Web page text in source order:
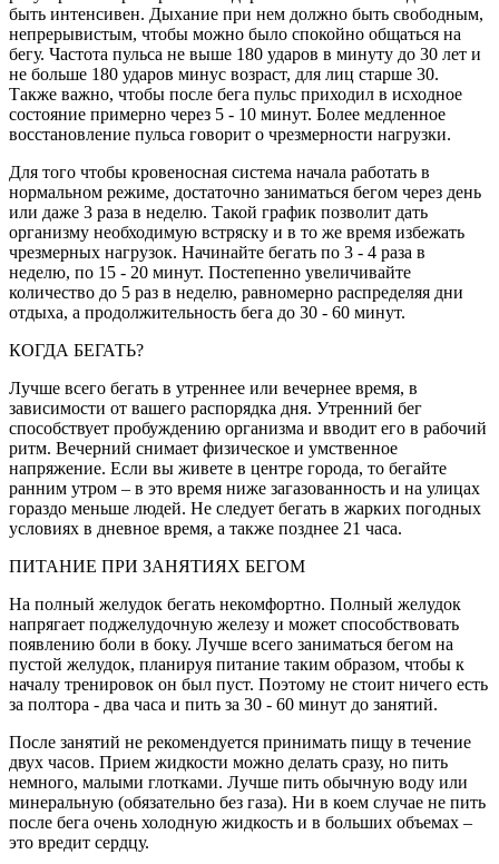
быть интенсивен. Дыхание при нем должно быть свободным,
непрерывистым, чтобы можно было спокойно общаться на
бегу. Частота пульса не выше 180 ударов в минуту до 30 лет и
не больше 180 ударов минус возраст, для лиц старше 30.
Также важно, чтобы после бега пульс приходил в исходное
состояние примерно через 5 - 10 минут. Более медленное
восстановление пульса говорит о чрезмерности нагрузки.
Для того чтобы кровеносная система начала работать в
нормальном режиме, достаточно заниматься бегом через день
или даже 3 раза в неделю. Такой график позволит дать
организму необходимую встряску и в то же время избежать
чрезмерных нагрузок. Начинайте бегать по 3 - 4 раза в
неделю, по 15 - 20 минут. Постепенно увеличивайте
количество до 5 раз в неделю, равномерно распределяя дни
отдыха, а продолжительность бега до 30 - 60 минут.
КОГДА БЕГАТЬ?
Лучше всего бегать в утреннее или вечернее время, в
зависимости от вашего распорядка дня. Утренний бег
способствует пробуждению организма и вводит его в рабочий
ритм. Вечерний снимает физическое и умственное
напряжение. Если вы живете в центре города, то бегайте
ранним утром – в это время ниже загазованность и на улицах
гораздо меньше людей. Не следует бегать в жарких погодных
условиях в дневное время, а также позднее 21 часа.
ПИТАНИЕ ПРИ ЗАНЯТИЯХ БЕГОМ
На полный желудок бегать некомфортно. Полный желудок
напрягает поджелудочную железу и может способствовать
появлению боли в боку. Лучше всего заниматься бегом на
пустой желудок, планируя питание таким образом, чтобы к
началу тренировок он был пуст. Поэтому не стоит ничего есть
за полтора - два часа и пить за 30 - 60 минут до занятий.
После занятий не рекомендуется принимать пищу в течение
двух часов. Прием жидкости можно делать сразу, но пить
немного, малыми глотками. Лучше пить обычную воду или
минеральную (обязательно без газа). Ни в коем случае не пить
после бега очень холодную жидкость и в больших объемах –
это вредит сердцу.